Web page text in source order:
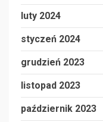
luty 2024
styczeń 2024
grudzień 2023
listopad 2023
październik 2023